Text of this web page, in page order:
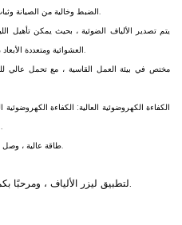
الضبط وخالية من الصيانة وثبات عالٍ ، وهو أمر لا مثيل له بواسطة الليزر التقليدي.
العشوائية ومتعددة الأبعاد ، مما يجعل تصميم النظام الميكانيكي بسيطًا للغاية.
استهلاك الطاقة أثناء العمل ويوفر تكاليف التشغيل.
(10) طاقة عالية ، وصل ليزر الألياف التجاري الحالي إلى 20000 واط.
تم تصنيع SHINHO S-27 لتطبيق ليزر الألياف ، ومرحبًا بكم في الاتصال بنا.